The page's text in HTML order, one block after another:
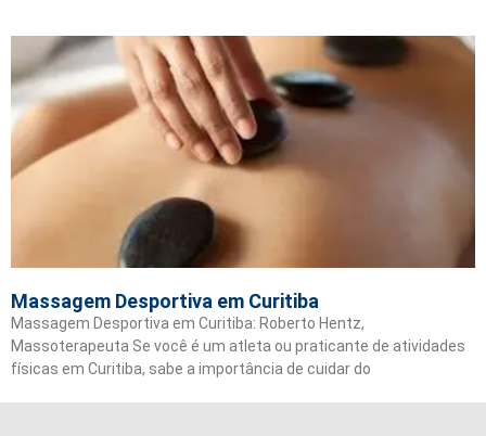
Massagem Desportiva em Curitiba
Massagem Desportiva em Curitiba: Roberto Hentz,
Massoterapeuta Se você é um atleta ou praticante de atividades
físicas em Curitiba, sabe a importância de cuidar do